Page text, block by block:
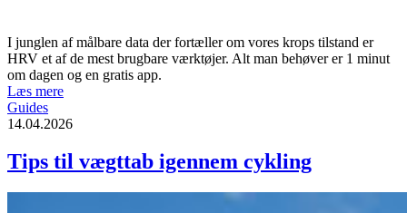
I junglen af målbare data der fortæller om vores krops tilstand er
HRV et af de mest brugbare værktøjer. Alt man behøver er 1 minut
om dagen og en gratis app.
Læs mere
Guides
14.04.2026
Tips til vægttab igennem cykling